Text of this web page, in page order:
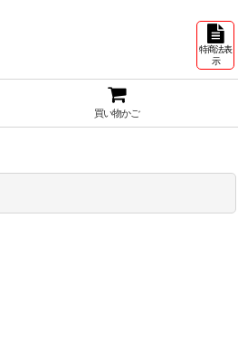
特商法表
示
買い物かご